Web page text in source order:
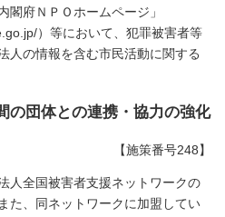
閣府ＮＰＯホームページ」
）等において、犯罪被害者等
人の情報を含む市民活動に関する
の団体との連携・協力の強化
【施策番号248】
人全国被害者支援ネットワークの
た、同ネットワークに加盟してい